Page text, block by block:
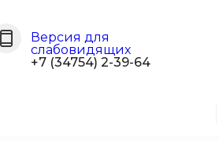
Версия для
слабовидящих
+7 (34754) 2-39-64